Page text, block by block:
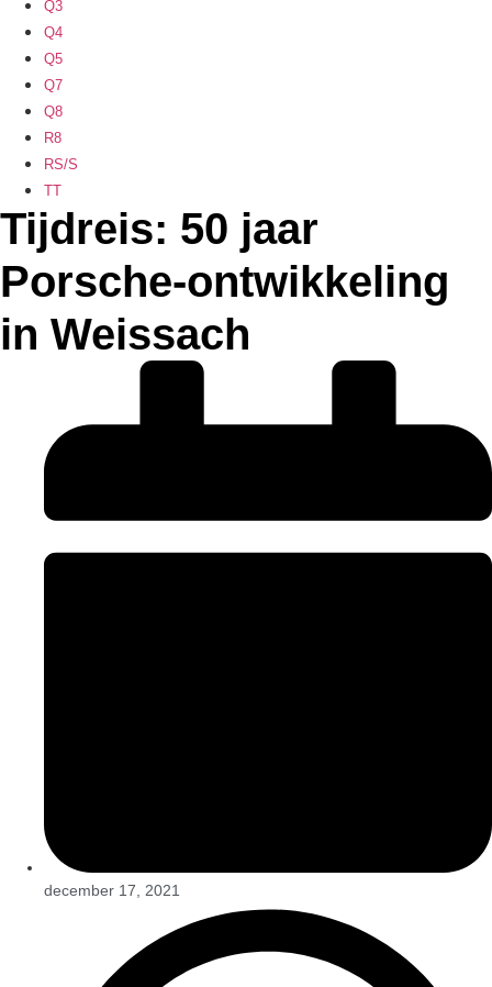
Q3
Q4
Q5
Q7
Q8
R8
RS/S
TT
Tijdreis: 50 jaar
Porsche-ontwikkeling
in Weissach
december 17, 2021